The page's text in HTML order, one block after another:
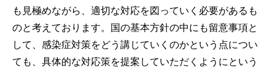
も見極めながら、適切な対応を図っていく必要があるも
のと考えております。国の基本方針の中にも留意事項と
して、感染症対策をどう講じていくのかという点につい
ても、具体的な対応策を提案していただくようにという